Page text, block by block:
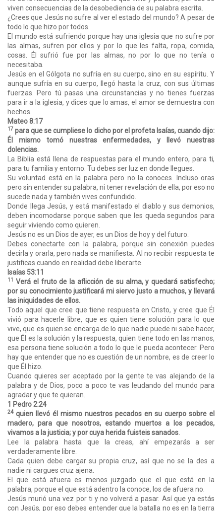
viven consecuencias de la desobediencia de su palabra escrita.
¿Crees que Jesús no sufre al ver el estado del mundo? A pesar de
todo lo que hizo por todos.
El mundo está sufriendo porque hay una iglesia que no sufre por
las almas, sufren por ellos y por lo que les falta, ropa, comida,
cosas. Él sufrió fue por las almas, no por lo que no tenía o
necesitaba.
Jesús en el Gólgota no sufría en su cuerpo, sino en su espíritu. Y
aunque sufría en su cuerpo, llegó hasta la cruz, con sus últimas
fuerzas. Pero tú pasas una circunstancias y no tienes fuerzas
para ir a la iglesia, y dices que lo amas, el amor se demuestra con
hechos.
Mateo 8:17
17para que se cumpliese lo dicho por el profeta Isaías, cuando dijo:
Él mismo tomó nuestras enfermedades, y llevó nuestras
dolencias.
La Biblia está llena de respuestas para el mundo entero, para ti,
para tu familia y entorno. Tu debes ser luz en donde llegues.
Su voluntad está en la palabra pero no la conoces. Incluso oras
pero sin entender su palabra, ni tener revelación de ella, por eso no
sucede nada y también vives confundido.
Donde llega Jesús, y está manifestado el diablo y sus demonios,
deben incomodarse porque saben que les queda segundos para
seguir viviendo como quieren.
Jesús no es un Dios de ayer, es un Dios de hoy y del futuro.
Debes conectarte con la palabra, porque sin conexión puedes
decirla y orarla, pero nada se manifiesta. Al no recibir respuesta te
justificas cuando en realidad debe liberarte.
Isaías 53:11
11 Verá el fruto de la aflicción de su alma, y quedará satisfecho;
por su conocimiento justificará mi siervo justo a muchos, y llevará
las iniquidades de ellos.
Todo aquel que cree que tiene respuesta en Cristo, y cree que Él
vivió para hacerle libre, que es quien tiene solución para lo que
vive, que es quien se encarga de lo que nadie puede ni sabe hacer,
que Él es la solución y la respuesta, quien tiene todo en las manos,
esa persona tiene solución a todo lo que le pueda acontecer. Pero
hay que entender que no es cuestión de un nombre, es de creer lo
que Él hizo.
Cuando quieres ser aceptado por la gente te vas alejando de la
palabra y de Dios, poco a poco te vas leudando del mundo para
agradar y que te quieran.
1 Pedro 2:24
24 quien llevó él mismo nuestros pecados en su cuerpo sobre el
madero, para que nosotros, estando muertos a los pecados,
vivamos a la justicia; y por cuya herida fuisteis sanados.
Lee la palabra hasta que la creas, ahí empezarás a ser
verdaderamente libre.
Cada quien debe cargar su propia cruz, así que no se la des a
nadie ni cargues cruz ajena.
El que está afuera es menos juzgado que el que está en la
palabra, porque el que está adentro la conoce, los de afuera no.
Jesús murió una vez por ti y no volverá a pasar. Así que ya estás
con Jesús, por eso debes entender que la batalla no es en la tierra